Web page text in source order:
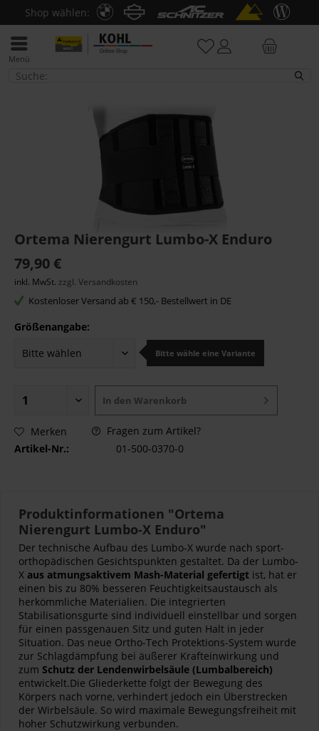
Shop wählen:
Menü
Rückenprotektoren
Ortema Nierengurt Lumbo-X Enduro
79,90 €
inkl. MwSt. zzgl. Versandkosten
Kostenloser Versand ab € 150,- Bestellwert in DE
Größenangabe:
Bitte wähle eine Variante
In den Warenkorb
Merken
Fragen zum Artikel?
Artikel-Nr.:
01-500-0370-0
Produktinformationen "Ortema
Nierengurt Lumbo-X Enduro"
Der technische Aufbau des Lumbo-X wurde nach sport-
orthopädischen Gesichtspunkten gestaltet. Da der Lumbo-
X aus atmungsaktivem Mash-Material gefertigt ist, hat er
einen bis zu 80% besseren Feuchtigkeitsaustausch als
herkömmliche Materialien. Die integrierten
Stabilisationsgurte sind individuell einstellbar und sorgen
für einen passgenauen Sitz und guten Halt in jeder
Situation. Das neue Ortho-Tech Protektions-System wurde
zur Schlagdämpfung bei äußerer Krafteinwirkung und
zum Schutz der Lendenwirbelsäule (Lumbalbereich)
entwickelt.Die Gliederkette folgt der Bewegung des
Körpers nach vorne, verhindert jedoch ein Überstrecken
der Wirbelsäule. So wird maximale Bewegungsfreiheit mit
hoher Schutzwirkung verbunden.